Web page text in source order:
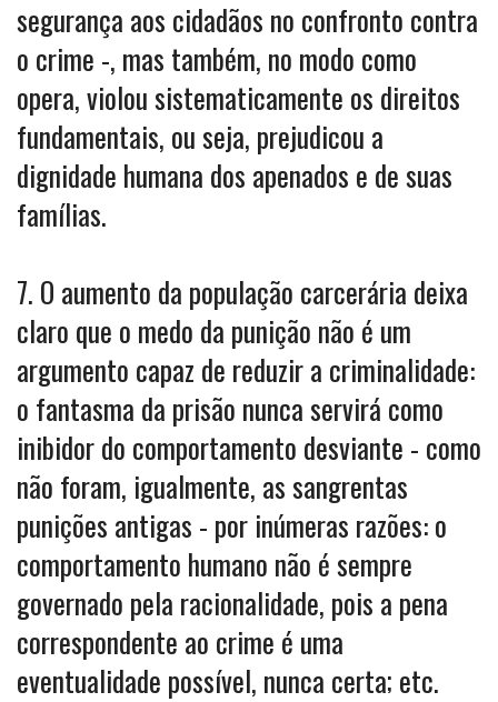
segurança aos cidadãos no confronto contra
o crime -, mas também, no modo como
opera, violou sistematicamente os direitos
fundamentais, ou seja, prejudicou a
dignidade humana dos apenados e de suas
famílias.
7. O aumento da população carcerária deixa
claro que o medo da punição não é um
argumento capaz de reduzir a criminalidade:
o fantasma da prisão nunca servirá como
inibidor do comportamento desviante - como
não foram, igualmente, as sangrentas
punições antigas - por inúmeras razões: o
comportamento humano não é sempre
governado pela racionalidade, pois a pena
correspondente ao crime é uma
eventualidade possível, nunca certa; etc.